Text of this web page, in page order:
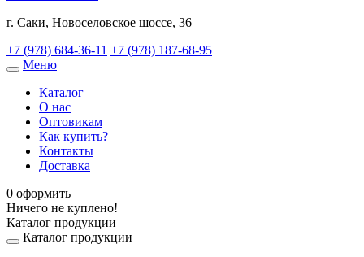
г. Саки, Новоселовское шоссе, 36
+7 (978) 684-36-11 +7 (978) 187-68-95
Toggle
navigation
Меню
Каталог
О нас
Оптовикам
Как купить?
Контакты
Доставка
0 оформить
Ничего не куплено!
Каталог продукции
Каталог продукции